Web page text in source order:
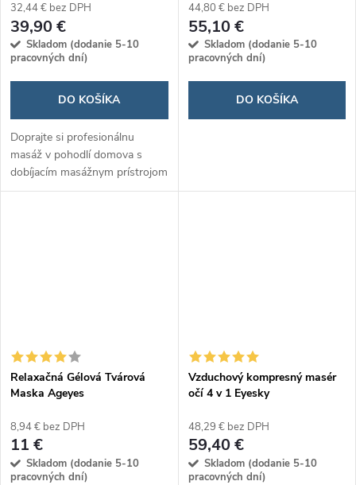
32,44 € bez DPH
39,90 €
Skladom (dodanie 5-10
pracovných dní)
DO KOŠÍKA
Doprajte si profesionálnu
masáž v pohodlí domova s
dobíjacím masážnym prístrojom
6D na krk a chrbát Silax, ktorý
44,80 € bez DPH
55,10 €
Skladom (dodanie 5-10
pracovných dní)
DO KOŠÍKA
Relaxačná Gélová Tvárová
Maska Ageyes
8,94 € bez DPH
11 €
Skladom (dodanie 5-10
pracovných dní)
Vzduchový kompresný masér
očí 4 v 1 Eyesky
48,29 € bez DPH
59,40 €
Skladom (dodanie 5-10
pracovných dní)